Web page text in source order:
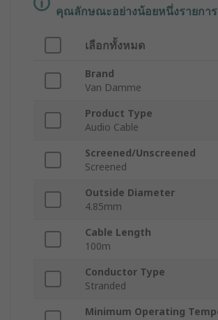
คุณลักษณะอย่างน้อยหนึ่งรายการ
เลือกทั้งหมด
Brand
Van Damme
Product Type
Audio Cable
Screened/Unscreened
Screened
Outside Diameter
4.85mm
Cable Length
100m
Conductor Type
Stranded
Minimum Operating